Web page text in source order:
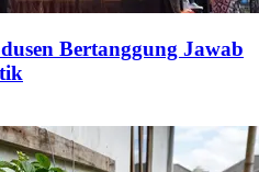
Bertanggung Jawab